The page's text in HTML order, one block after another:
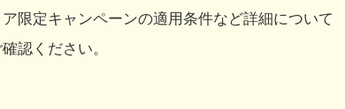
限定キャンペーンの適用条件など詳細について
認ください。